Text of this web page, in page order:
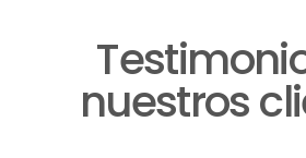
nuestros